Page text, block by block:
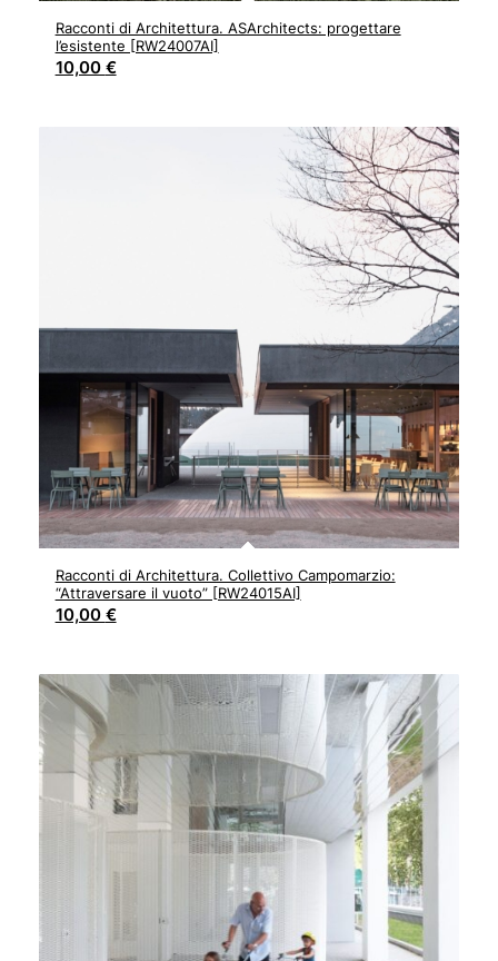
Racconti di Architettura. ASArchitects: progettare
l’esistente [RW24007AI]
10,00 €
Racconti di Architettura. Collettivo Campomarzio:
“Attraversare il vuoto” [RW24015AI]
10,00 €